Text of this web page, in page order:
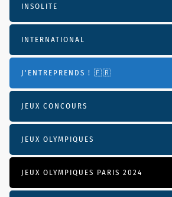
INSOLITE
INTERNATIONAL
J'ENTREPRENDS ! 🇫🇷
JEUX CONCOURS
JEUX OLYMPIQUES
JEUX OLYMPIQUES PARIS 2024